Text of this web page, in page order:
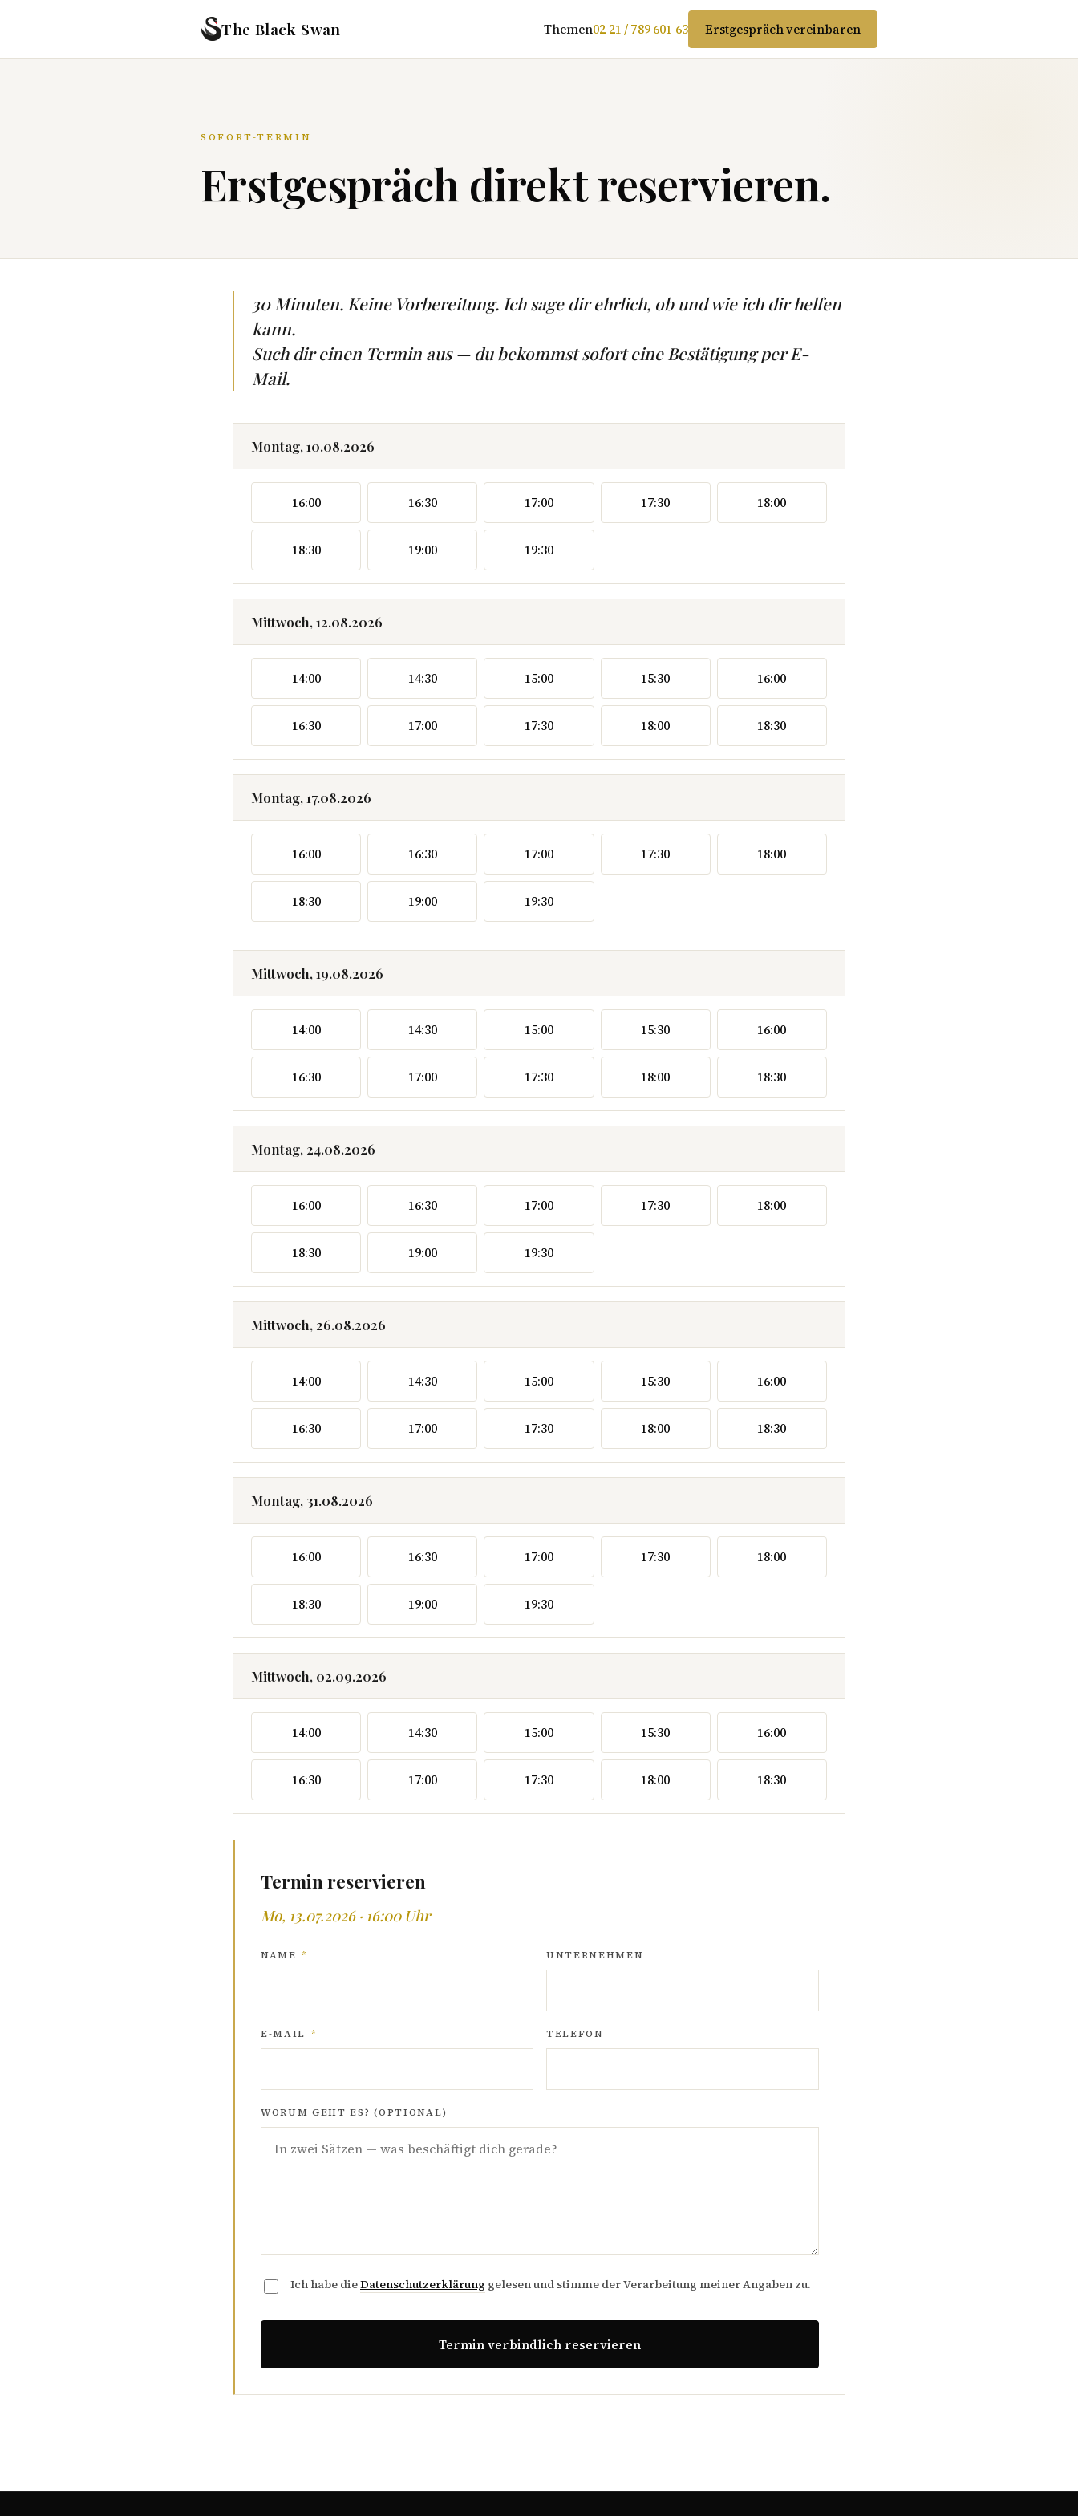
The Black Swan Themen02 21 / 789 601 63 Erstgespräch vereinbaren
SOFORT-TERMIN
Erstgespräch direkt reservieren.
30 Minuten. Keine Vorbereitung. Ich sage dir ehrlich, ob und wie ich dir helfen
kann.
Such dir einen Termin aus — du bekommst sofort eine Bestätigung per E-
Mail.
Montag, 10.08.2026
16:00 16:30 17:00 17:30 18:00
18:30 19:00 19:30
Mittwoch, 12.08.2026
14:00 14:30 15:00 15:30 16:00
16:30 17:00 17:30 18:00 18:30
Montag, 17.08.2026
16:00 16:30 17:00 17:30 18:00
18:30 19:00 19:30
Mittwoch, 19.08.2026
14:00 14:30 15:00 15:30 16:00
16:30 17:00 17:30 18:00 18:30
Montag, 24.08.2026
16:00 16:30 17:00 17:30 18:00
18:30 19:00 19:30
Mittwoch, 26.08.2026
14:00 14:30 15:00 15:30 16:00
16:30 17:00 17:30 18:00 18:30
Montag, 31.08.2026
16:00 16:30 17:00 17:30 18:00
18:30 19:00 19:30
Mittwoch, 02.09.2026
14:00 14:30 15:00 15:30 16:00
16:30 17:00 17:30 18:00 18:30
Termin reservieren
Mo, 13.07.2026 · 16:00 Uhr
NAME * UNTERNEHMEN
E-MAIL * TELEFON
WORUM GEHT ES? (OPTIONAL)
Ich habe dieDatenschutzerklärung gelesen und stimme der Verarbeitung meiner Angaben zu.
Termin verbindlich reservieren